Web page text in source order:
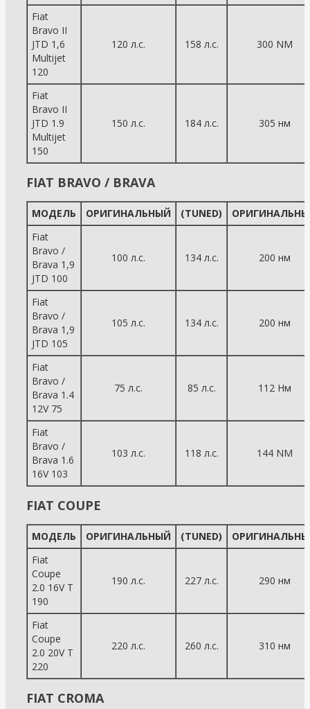
Fiat
Bravo II
JTD 1,6
Multijet
120
120 л.с. 158 л.с. 300 NM
Fiat
Bravo II
JTD 1.9
Multijet
150
150 л.с. 184 л.с. 305 нм
FIAT BRAVO / BRAVA
МОДЕЛЬ ОРИГИНАЛЬНЫЙ (TUNED)
Fiat
Bravo /
Brava 1,9
JTD 100
100 л.с. 134 л.с. 200 нм
Fiat
Bravo /
Brava 1,9
JTD 105
105 л.с. 134 л.с. 200 нм
Fiat
Bravo /
Brava 1.4
12V 75
75 л.с. 85 л.с. 112 Нм
Fiat
Bravo /
Brava 1.6
16V 103
103 л.с. 118 л.с. 144 NM
FIAT COUPE
МОДЕЛЬ ОРИГИНАЛЬНЫЙ (TUNED)
Fiat
Coupe
2.0 16V T
190
190 л.с. 227 л.с. 290 нм
Fiat
Coupe
2.0 20V T
220
220 л.с. 260 л.с. 310 нм
FIAT CROMA